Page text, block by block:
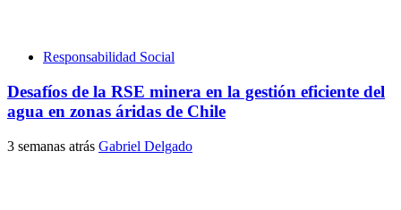
Responsabilidad Social
Desafíos de la RSE minera en la gestión eficiente del
agua en zonas áridas de Chile
3 semanas atrás Gabriel Delgado